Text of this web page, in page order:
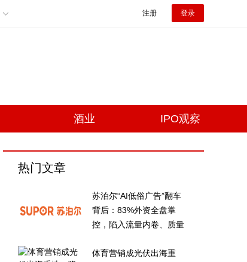
注册 登录
酒业 IPO观察
热门文章
苏泊尔“AI低俗广告”翻车
背后：83%外资全盘掌
控，陷入流量内卷、质量
体育营销成光伏出海重